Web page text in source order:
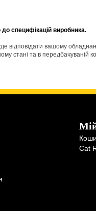
специфікацій виробника.
відповідати вашому
та в передбачуваній
Cat